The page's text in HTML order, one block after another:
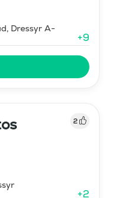
Dressyr A-
+9
2
+2